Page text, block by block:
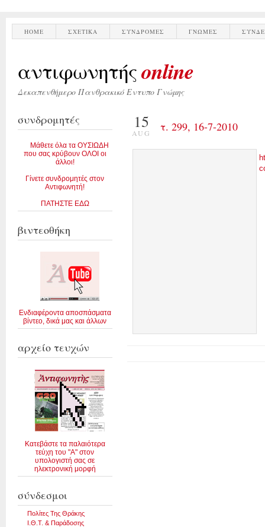
HOME ΣΧΕΤΙΚΑ ΣΥΝΔΡΟΜΕΣ ΓΝΩΜΕΣ
αντιφωνητήςonline
Δεκαπενθήμερο Πανθρακικό Εντυπο Γνώμης
συνδρομητές
Μάθετε όλα τα ΟΥΣΙΩΔΗ
που σας κρύβουν ΟΛΟΙ οι
άλλοι!
Γίνετε συνδρομητές στον
Αντιφωνητή!
ΠΑΤΗΣΤΕ ΕΔΩ
βιντεοθήκη
Ενδιαφέροντα αποσπάσματα
βίντεο, δικά μας και άλλων
αρχείο τευχών
Κατεβάστε τα παλαιότερα
τεύχη του "Α" στον
υπολογιστή σας σε
ηλεκτρονική μορφή
σύνδεσμοι
Πολίτες Της Θράκης
Ι.Θ.Τ. & Παράδοσης
15
AUG τ. 299, 16-7-2010